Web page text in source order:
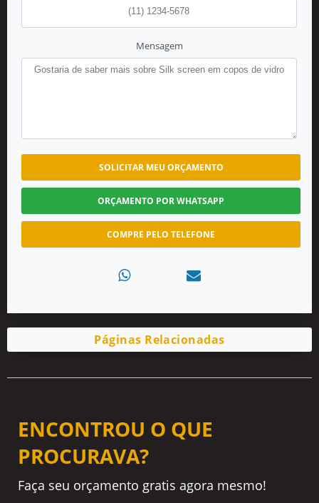
Mensagem
SOLICITAR MEU ORÇAMENTO
ORÇAMENTO POR WHATSAPP
COMPRE PELO TELEFONE
Páginas Relacionadas
ENCONTROU O QUE
PROCURAVA?
Faça seu orçamento gratis agora mesmo!